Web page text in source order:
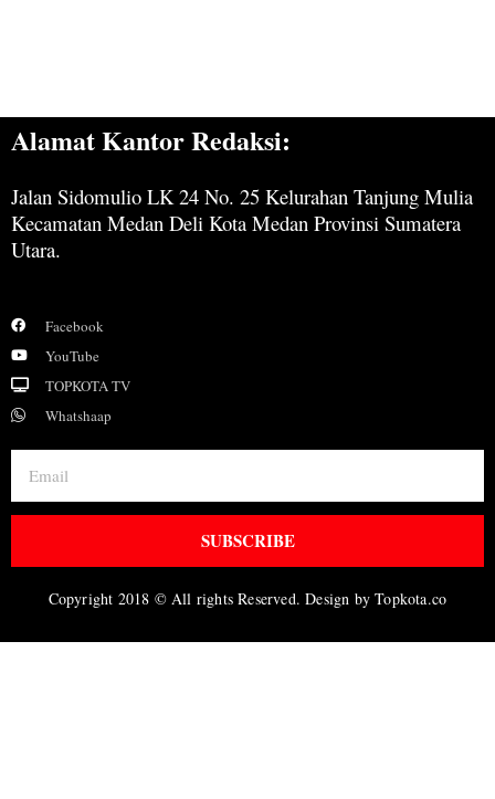
Alamat Kantor Redaksi:
Jalan Sidomulio LK 24 No. 25 Kelurahan Tanjung Mulia
Kecamatan Medan Deli Kota Medan Provinsi Sumatera
Utara.
Facebook
YouTube
TOPKOTA TV
Whatshaap
SUBSCRIBE
Copyright 2018 © All rights Reserved. Design by Topkota.co